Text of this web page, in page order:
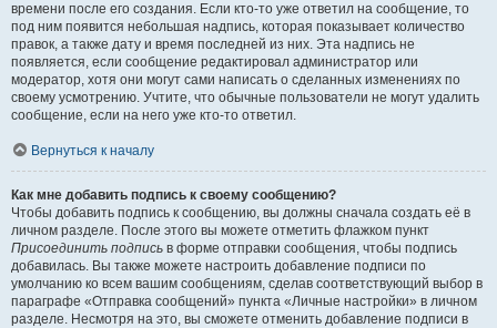
времени после его создания. Если кто-то уже ответил на сообщение, то
под ним появится небольшая надпись, которая показывает количество
правок, а также дату и время последней из них. Эта надпись не
появляется, если сообщение редактировал администратор или
модератор, хотя они могут сами написать о сделанных изменениях по
своему усмотрению. Учтите, что обычные пользователи не могут удалить
сообщение, если на него уже кто-то ответил.
Вернуться к началу
Как мне добавить подпись к своему сообщению?
Чтобы добавить подпись к сообщению, вы должны сначала создать её в
личном разделе. После этого вы можете отметить флажком пункт
Присоединить подпись в форме отправки сообщения, чтобы подпись
добавилась. Вы также можете настроить добавление подписи по
умолчанию ко всем вашим сообщениям, сделав соответствующий выбор в
параграфе «Отправка сообщений» пункта «Личные настройки» в личном
разделе. Несмотря на это, вы сможете отменить добавление подписи в